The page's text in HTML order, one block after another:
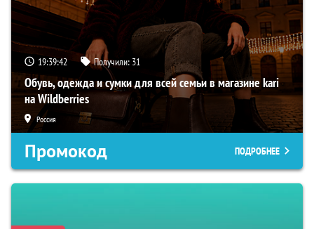
19:39:40 Получили: 31
Обувь, одежда и сумки для всей семьи в магазине kari
на Wildberries
Россия
Промокод ПОДРОБНЕЕ